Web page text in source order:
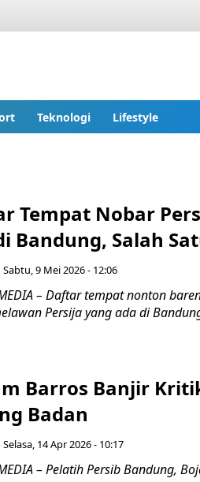
Teknologi Lifestyle
Tempat Nobar
Bandung, Salah
Sabtu, 9 Mei 2026 - 12:06
– Daftar tempat nonton
Persija yang ada di
Barros Banjir
Badan
Selasa, 14 Apr 2026 - 10:17
– Pelatih Persib Bandung,